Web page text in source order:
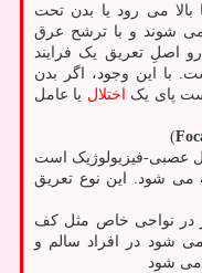
می رود یا بدن تحت
شوند و با ترشح عرق
اصلِ تعریق یک فرایند
با این وجود، اگر بدن
پای یک
اختلال یا عامل
)
عصبی-فیزیولوژیک است
می شود. این نوع تعریق
در نواحی خاص مثل کف
شود در افراد سالم و
می شود